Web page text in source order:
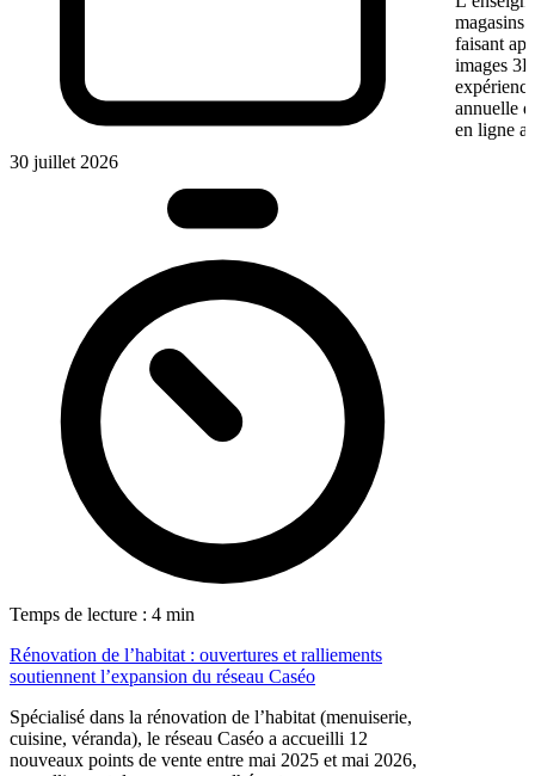
30 juillet 2026
Temps de lecture : 4 min
Rénovation de l’habitat : ouvertures et ralliements
soutiennent l’expansion du réseau Caséo
Spécialisé dans la rénovation de l’habitat (menuiserie,
cuisine, véranda), le réseau Caséo a accueilli 12
nouveaux points de vente entre mai 2025 et mai 2026,
magasins
faisant
images
annuelle
en ligne